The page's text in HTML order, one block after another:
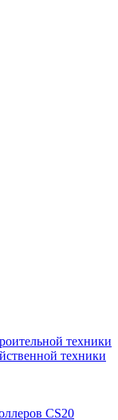
техники
техники
CS20